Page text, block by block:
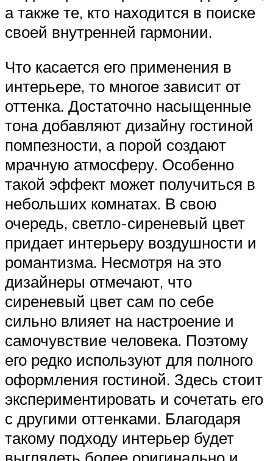
а также те, кто находится в поиске
своей внутренней гармонии.
Что касается его применения в
интерьере, то многое зависит от
оттенка. Достаточно насыщенные
тона добавляют дизайну гостиной
помпезности, а порой создают
мрачную атмосферу. Особенно
такой эффект может получиться в
небольших комнатах. В свою
очередь, светло-сиреневый цвет
придает интерьеру воздушности и
романтизма. Несмотря на это
дизайнеры отмечают, что
сиреневый цвет сам по себе
сильно влияет на настроение и
самочувствие человека. Поэтому
его редко используют для полного
оформления гостиной. Здесь стоит
экспериментировать и сочетать его
с другими оттенками. Благодаря
такому подходу интерьер будет